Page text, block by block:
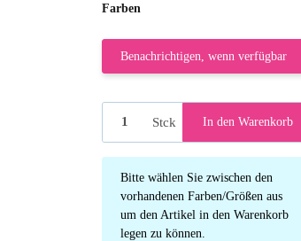
Farben
Benachrichtigen, wenn verfügbar
Stck In den Warenkorb
x
Bitte wählen Sie zwischen den
vorhandenen Farben/Größen aus
um den Artikel in den Warenkorb
legen zu können.